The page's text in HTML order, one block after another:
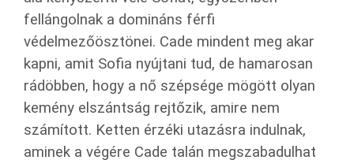
fellángolnak a domináns férfi
védelmezőösztönei. Cade mindent meg akar
kapni, amit Sofia nyújtani tud, de hamarosan
rádöbben, hogy a nő szépsége mögött olyan
kemény elszántság rejtőzik, amire nem
számított. Ketten érzéki utazásra indulnak,
aminek a végére Cade talán megszabadulhat